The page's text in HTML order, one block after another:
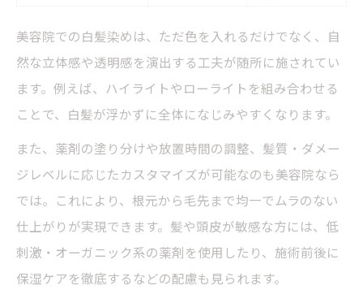
美容院での白髪染めは、ただ色を入れるだけでなく、自
然な立体感や透明感を演出する工夫が随所に施されてい
ます。例えば、ハイライトやローライトを組み合わせる
ことで、白髪が浮かずに全体になじみやすくなります。
また、薬剤の塗り分けや放置時間の調整、髪質・ダメー
ジレベルに応じたカスタマイズが可能なのも美容院なら
では。これにより、根元から毛先まで均一でムラのない
仕上がりが実現できます。髪や頭皮が敏感な方には、低
刺激・オーガニック系の薬剤を使用したり、施術前後に
保湿ケアを徹底するなどの配慮も見られます。